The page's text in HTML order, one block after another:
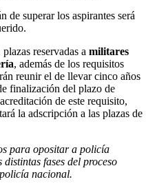
de superar los aspirantes será
reservadas a militares
, además de los requisitos
reunir el de llevar cinco años
finalización del plazo de
de este requisito,
la adscripción a las plazas de
para opositar a policía
fases del proceso
nacional.